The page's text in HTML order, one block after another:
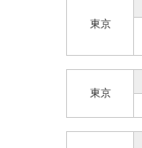
東京
東京